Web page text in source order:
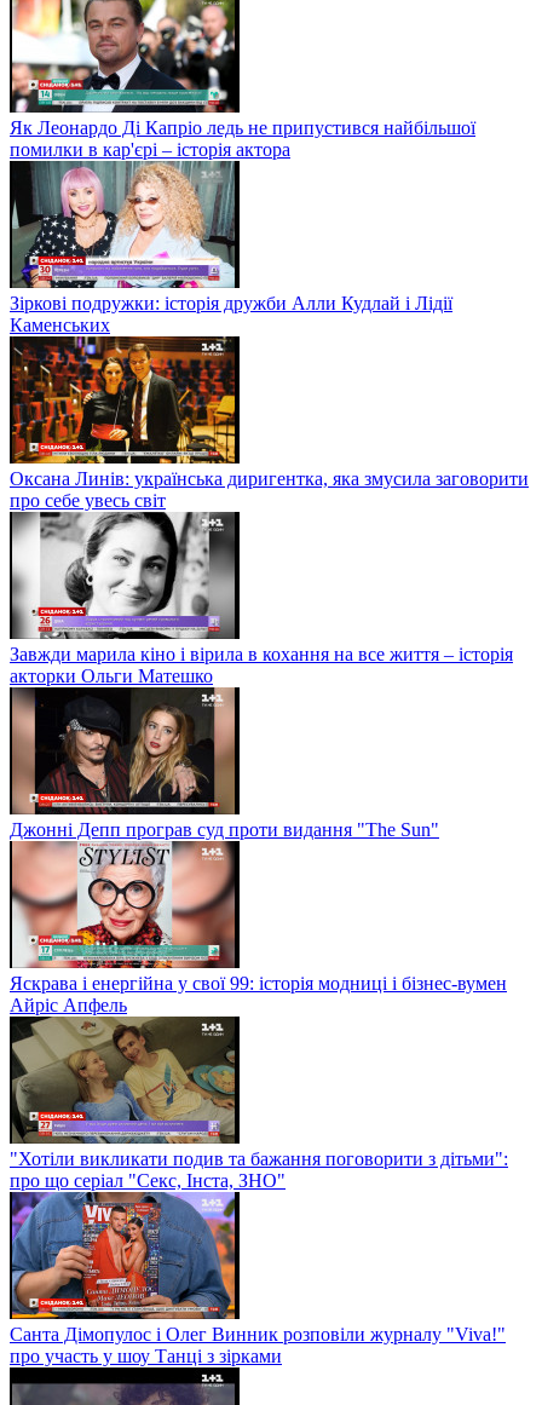
Як Леонардо Ді Капріо ледь не припустився найбільшої
помилки в кар'єрі – історія актора
Зіркові подружки: історія дружби Алли Кудлай і Лідії
Каменських
Оксана Линів: українська диригентка, яка змусила заговорити
про себе увесь світ
Завжди марила кіно і вірила в кохання на все життя – історія
акторки Ольги Матешко
Джонні Депп програв суд проти видання "The Sun"
Яскрава і енергійна у свої 99: історія модниці і бізнес-вумен
Айріс Апфель
"Хотіли викликати подив та бажання поговорити з дітьми":
про що серіал "Секс, Інста, ЗНО"
Санта Дімопулос і Олег Винник розповіли журналу "Viva!"
про участь у шоу Танці з зірками